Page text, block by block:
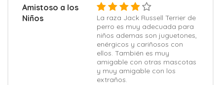
Amistoso a los
Niños
La raza Jack Russell Terrier de
perro es muy adecuada para
niños ademas son juguetones,
enérgicos y cariñosos con
ellos. También es muy
amigable con otras mascotas
y muy amigable con los
extraños.